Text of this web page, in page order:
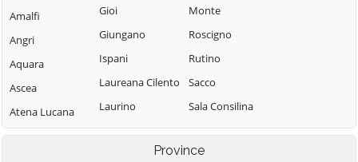
Amalfi
Angri
Aquara
Ascea
Atena Lucana
Atrani
Gioi
Giungano
Ispani
Laureana Cilento
Laurino
Laurito
Monte
Roscigno
Rutino
Sacco
Sala Consilina
Salento
Salerno
Province